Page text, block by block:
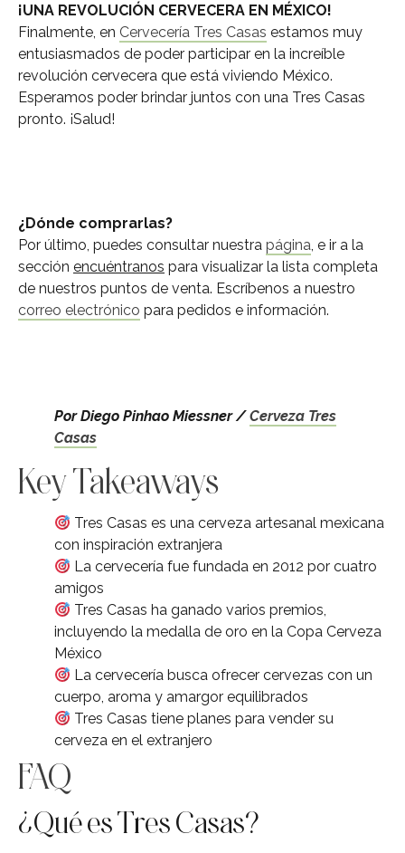
¡UNA REVOLUCIÓN CERVECERA EN MÉXICO!
Finalmente, en Cervecería Tres Casas estamos muy
entusiasmados de poder participar en la increíble
revolución cervecera que está viviendo México.
Esperamos poder brindar juntos con una Tres Casas
pronto. ¡Salud!
¿Dónde comprarlas?
Por último, puedes consultar nuestra página, e ir a la
sección encuéntranos para visualizar la lista completa
de nuestros puntos de venta. Escríbenos a nuestro
correo electrónico para pedidos e información.
Por Diego Pinhao Miessner /Cerveza Tres
Casas
Key Takeaways
Tres Casas es una cerveza artesanal mexicana
con inspiración extranjera
La cervecería fue fundada en 2012 por cuatro
amigos
Tres Casas ha ganado varios premios,
incluyendo la medalla de oro en la Copa Cerveza
México
La cervecería busca ofrecer cervezas con un
cuerpo, aroma y amargor equilibrados
Tres Casas tiene planes para vender su
cerveza en el extranjero
FAQ
¿Qué es Tres Casas?